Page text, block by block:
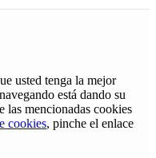
usted tenga la mejor
está dando su
las mencionadas cookies
cookies, pinche el enlace